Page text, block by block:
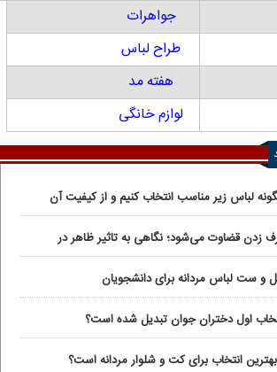
جواهرات
طراح لباس
هفته مد
لوازم خانگی
لباس زیر مناسب انتخاب کنیم و از کیفیت آن
زدن قضاوت می‌شود؛ نگاهی به تاثیر ظاهر در
و ست لباس مردانه برای دانشجویان
اول دختران جوان تبدیل شده است؟
انتخاب برای کت و شلوار مردانه است؟